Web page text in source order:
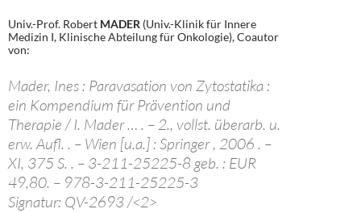
Univ.-Prof. Robert MADER (Univ.-Klinik für Innere
Medizin I, Klinische Abteilung für Onkologie), Coautor
von:
Mader, Ines : Paravasation von Zytostatika :
ein Kompendium für Prävention und
Therapie / I. Mader … . – 2., vollst. überarb. u.
erw. Aufl. . – Wien [u.a.] : Springer , 2006 . –
XI, 375 S. . – 3-211-25225-8 geb. : EUR
49,80. – 978-3-211-25225-3
Signatur: QV-2693 /<2>